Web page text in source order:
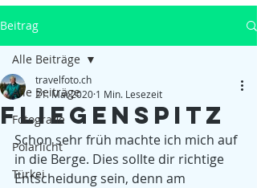
Beitrag
Alle Beiträge
Fotografie
Polarlicht
Türkei
Alle Beiträge
Fliegenspitz
travelfoto.ch
21. Mai 2020 1 Min. Lesezeit
Schon sehr früh machte ich mich auf
in die Berge. Dies sollte dir richtige
Entscheidung sein, denn am